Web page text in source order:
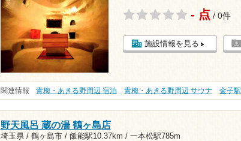
- 点 / 0件
施設情報を見る
関連情報 青梅・あきる野周辺 宿泊 青梅・あきる野周辺 サウナ 金子駅
野天風呂 蔵の湯 鶴ヶ島店
埼玉県 / 鶴ヶ島市 / 飯能駅10.37km / 一本松駅785m